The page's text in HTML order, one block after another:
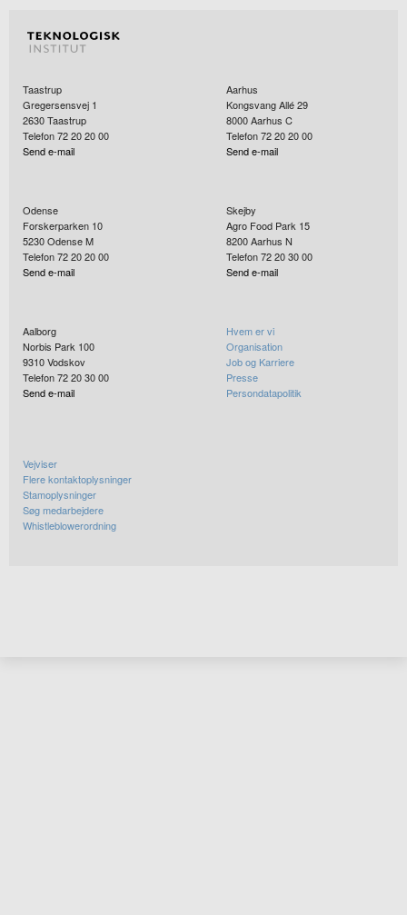
Taastrup
Gregersensvej 1
2630Taastrup
Telefon 72 20 20 00
Send e-mail
Aarhus
Kongsvang Allé 29
8000Aarhus C
Telefon 72 20 20 00
Send e-mail
Odense
Forskerparken 10
5230Odense M
Telefon 72 20 20 00
Send e-mail
Skejby
Agro Food Park 15
8200Aarhus N
Telefon 72 20 30 00
Send e-mail
Aalborg
Norbis Park 100
9310Vodskov
Telefon 72 20 30 00
Send e-mail
Hvem er vi
Organisation
Job og Karriere
Presse
Persondatapolitik
Vejviser
Flere kontaktoplysninger
Stamoplysninger
Søg medarbejdere
Whistleblowerordning